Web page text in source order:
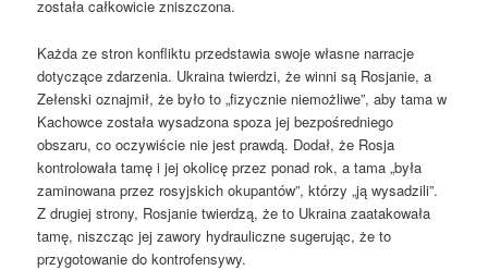
została całkowicie zniszczona.
Każda ze stron konfliktu przedstawia swoje własne narracje
dotyczące zdarzenia. Ukraina twierdzi, że winni są Rosjanie, a
Zełenski oznajmił, że było to „fizycznie niemożliwe”, aby tama w
Kachowce została wysadzona spoza jej bezpośredniego
obszaru, co oczywiście nie jest prawdą. Dodał, że Rosja
kontrolowała tamę i jej okolicę przez ponad rok, a tama „była
zaminowana przez rosyjskich okupantów”, którzy „ją wysadzili”.
Z drugiej strony, Rosjanie twierdzą, że to Ukraina zaatakowała
tamę, niszcząc jej zawory hydrauliczne sugerując, że to
przygotowanie do kontrofensywy.